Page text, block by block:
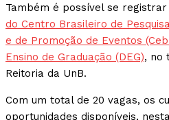
Também é possível se
do Centro Brasileiro de
e de Promoção de Eventos
Ensino de Graduação (DEG), no
Reitoria da UnB.
Com um total de 20 vagas, os
oportunidades disponíveis,